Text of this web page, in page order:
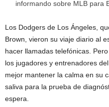
informando sobre MLB para
Los Dodgers de Los Ángeles,
Brown, vieron su viaje diario al
hacer llamadas telefónicas.
los jugadores y entrenadores
mejor mantener la calma en su
saliva para la prueba de
espera.